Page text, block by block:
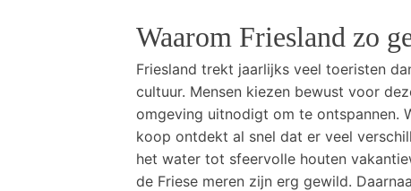
Waarom Friesland zo
Friesland trekt jaarlijks veel toeristen
cultuur. Mensen kiezen bewust voor
omgeving uitnodigt om te ontspannen.
koop ontdekt al snel dat er veel
het water tot sfeervolle houten
de Friese meren zijn erg gewild.